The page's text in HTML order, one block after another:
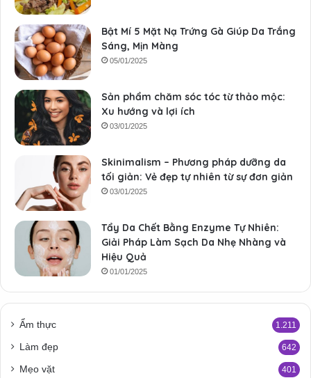
Bật Mí 5 Mặt Nạ Trứng Gà Giúp Da Trắng
Sáng, Mịn Màng
05/01/2025
Sản phẩm chăm sóc tóc từ thảo mộc:
Xu hướng và lợi ích
03/01/2025
Skinimalism – Phương pháp dưỡng da
tối giản: Vẻ đẹp tự nhiên từ sự đơn giản
03/01/2025
Tẩy Da Chết Bằng Enzyme Tự Nhiên:
Giải Pháp Làm Sạch Da Nhẹ Nhàng và
Hiệu Quả
01/01/2025
Ẩm thực 1.211
Làm đẹp 642
Mẹo vặt 401